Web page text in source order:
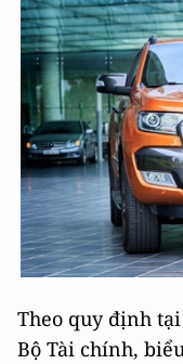
Theo quy định
Bộ Tài chính,